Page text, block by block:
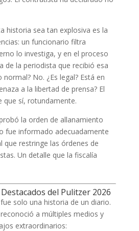
historia sea tan explosiva es la
un funcionario filtra
lo investiga, y en el proceso
de la periodista que recibió esa
No. ¿Es legal? Está en
a la libertad de prensa? El
que sí, rotundamente.
la orden de allanamiento
fue informado adecuadamente
que restringe las órdenes de
Un detalle que la fiscalía
del Pulitzer 2026
solo una historia de un diario.
a múltiples medios y
extraordinarios: